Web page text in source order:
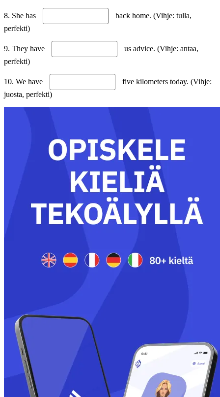
8. She has
back home. (Vihje: tulla,
perfekti)
9. They have
us advice. (Vihje: antaa,
perfekti)
10. We have
five kilometers today. (Vihje:
juosta, perfekti)